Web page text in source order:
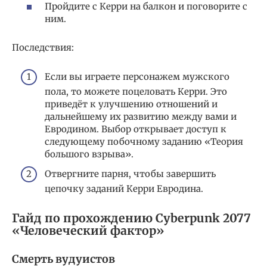
Пройдите с Керри на балкон и поговорите с
ним.
Последствия:
Если вы играете персонажем мужского
пола, то можете поцеловать Керри. Это
приведёт к улучшению отношений и
дальнейшему их развитию между вами и
Евродином. Выбор открывает доступ к
следующему побочному заданию «Теория
большого взрыва».
Отвергните парня, чтобы завершить
цепочку заданий Керри Евродина.
Гайд по прохождению Cyberpunk 2077
«Человеческий фактор»
Смерть вудуистов